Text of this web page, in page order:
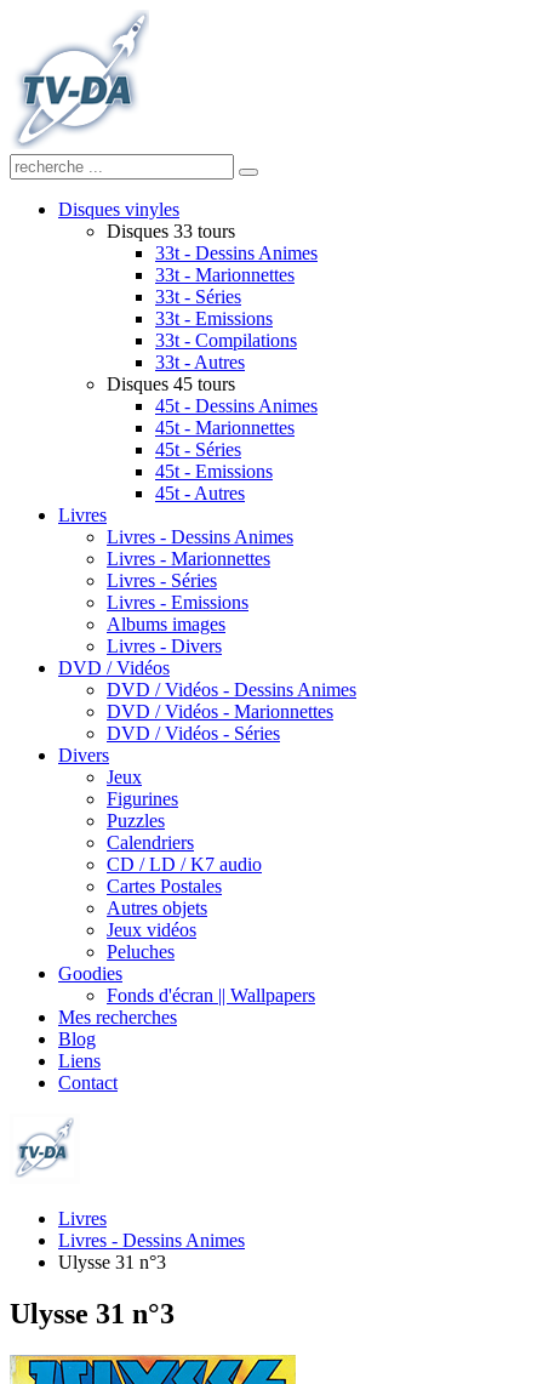
Disques vinyles
Disques 33 tours
33t - Dessins Animes
33t - Marionnettes
33t - Séries
33t - Emissions
33t - Compilations
33t - Autres
Disques 45 tours
45t - Dessins Animes
45t - Marionnettes
45t - Séries
45t - Emissions
45t - Autres
Livres
Livres - Dessins Animes
Livres - Marionnettes
Livres - Séries
Livres - Emissions
Albums images
Livres - Divers
DVD / Vidéos
DVD / Vidéos - Dessins Animes
DVD / Vidéos - Marionnettes
DVD / Vidéos - Séries
Divers
Jeux
Figurines
Puzzles
Calendriers
CD / LD / K7 audio
Cartes Postales
Autres objets
Jeux vidéos
Peluches
Goodies
Fonds d'écran || Wallpapers
Mes recherches
Blog
Liens
Contact
Livres
Livres - Dessins Animes
Ulysse 31 n°3
Ulysse 31 n°3